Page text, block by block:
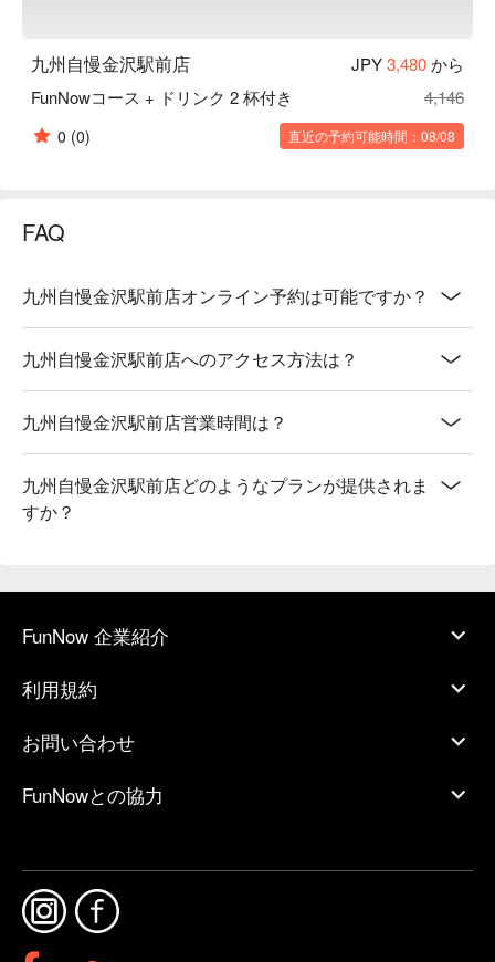
九州自慢金沢駅前店 JPY3,480から
FunNowコース + ドリンク 2 杯付き
4,146
0 (0) 直近の予約可能時間：08/08
FAQ
九州自慢金沢駅前店オンライン予約は可能ですか？
九州自慢金沢駅前店へのアクセス方法は？
九州自慢金沢駅前店営業時間は？
九州自慢金沢駅前店どのようなプランが提供されま
すか？
FunNow 企業紹介
利用規約
お問い合わせ
FunNowとの協力